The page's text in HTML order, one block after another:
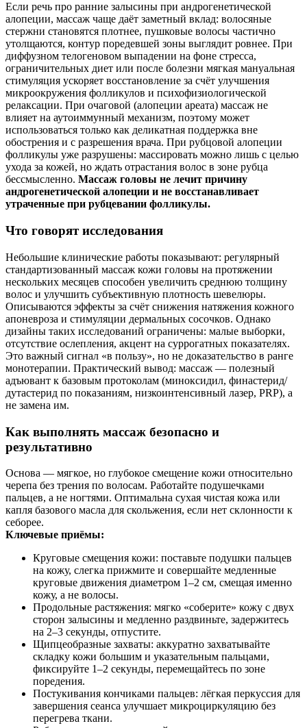
Если речь про ранние залысины при андрогенетической
алопеции, массаж чаще даёт заметный вклад: волосяные
стержни становятся плотнее, пушковые волосы частично
утолщаются, контур поредевшей зоны выглядит ровнее. При
диффузном телогеновом выпадении на фоне стресса,
ограничительных диет или после болезни мягкая мануальная
стимуляция ускоряет восстановление за счёт улучшения
микроокружения фолликулов и психофизиологической
релаксации. При очаговой (алопеции ареата) массаж не
влияет на аутоиммунный механизм, поэтому может
использоваться только как деликатная поддержка вне
обострения и с разрешения врача. При рубцовой алопеции
фолликулы уже разрушены: массировать можно лишь с целью
ухода за кожей, но ждать отрастания волос в зоне рубца
бессмысленно. Массаж головы не лечит причину
андрогенетической алопеции и не восстанавливает
утраченные при рубцевании фолликулы.
Что говорят исследования
Небольшие клинические работы показывают: регулярный
стандартизованный массаж кожи головы на протяжении
нескольких месяцев способен увеличить среднюю толщину
волос и улучшить субъективную плотность шевелюры.
Описываются эффекты за счёт снижения натяжения кожного
апоневроза и стимуляции дермальных сосочков. Однако
дизайны таких исследований ограничены: малые выборки,
отсутствие ослепления, акцент на суррогатных показателях.
Это важный сигнал «в пользу», но не доказательство в ранге
монотерапии. Практический вывод: массаж — полезный
адъювант к базовым протоколам (миноксидил, финастерид/
дутастерид по показаниям, низкоинтенсивный лазер, PRP), а
не замена им.
Как выполнять массаж безопасно и
результативно
Основа — мягкое, но глубокое смещение кожи относительно
черепа без трения по волосам. Работайте подушечками
пальцев, а не ногтями. Оптимальна сухая чистая кожа или
капля базового масла для скольжения, если нет склонности к
себорее.
Ключевые приёмы:
Круговые смещения кожи: поставьте подушки пальцев
на кожу, слегка прижмите и совершайте медленные
круговые движения диаметром 1–2 см, смещая именно
кожу, а не волосы.
Продольные растяжения: мягко «соберите» кожу с двух
сторон залысины и медленно раздвиньте, задержитесь
на 2–3 секунды, отпустите.
Щипцеобразные захваты: аккуратно захватывайте
складку кожи большим и указательным пальцами,
фиксируйте 1–2 секунды, перемещайтесь по зоне
поредения.
Постукивания кончиками пальцев: лёгкая перкуссия для
завершения сеанса улучшает микроциркуляцию без
перегрева ткани.